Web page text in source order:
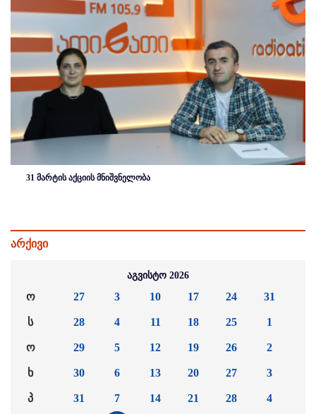
31 მარტის აქციის მნიშვნელობა
არქივი
აგვისტო 2026
ო
ს
ო
ხ
პ
27
28
29
30
31
3
4
5
6
7
10
11
12
13
14
17
18
19
20
21
24
25
26
27
28
31
1
2
3
4